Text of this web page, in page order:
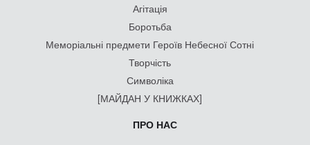
Агітація
Боротьба
Меморіальні предмети Героїв Небесної Сотні
Творчість
Символіка
[МАЙДАН У КНИЖКАХ]
ПРО НАС